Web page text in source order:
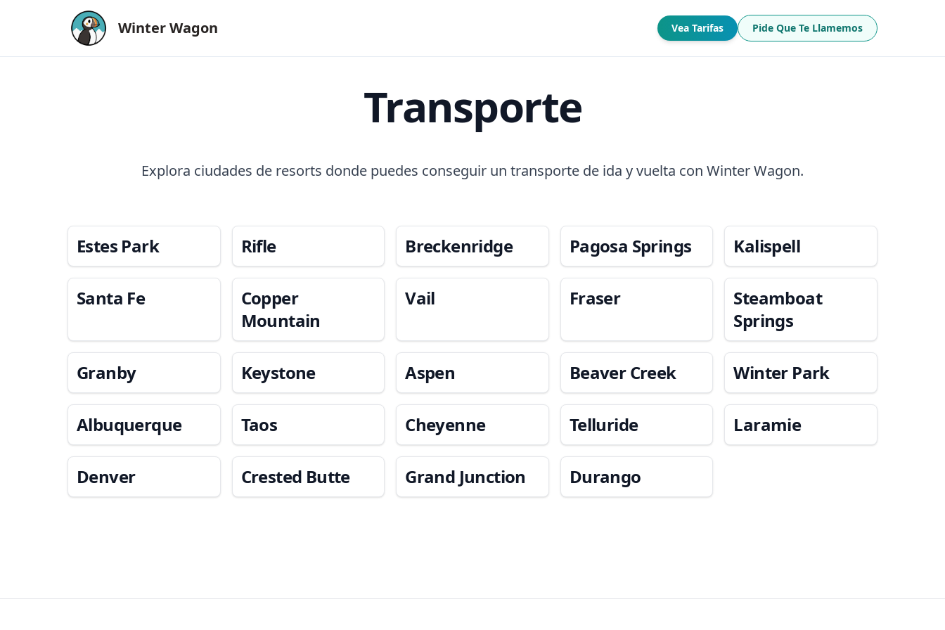
Winter Wagon Vea Tarifas Pide Que Te Llamemos
Transporte
Explora ciudades de resorts donde puedes conseguir un transporte de ida y vuelta con Winter Wagon.
Estes Park Rifle Breckenridge Pagosa Springs Kalispell
Santa Fe
Copper
Mountain
Vail Fraser
Steamboat
Springs
Granby Keystone Aspen Beaver Creek Winter Park
Albuquerque Taos Cheyenne Telluride Laramie
Denver Crested Butte Grand Junction Durango